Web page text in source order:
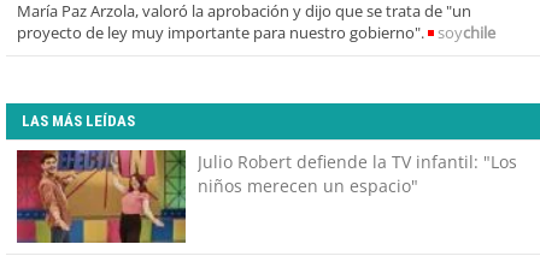
María Paz Arzola, valoró la aprobación y dijo que se trata de "un
proyecto de ley muy importante para nuestro gobierno".
soychile
LAS MÁS LEÍDAS
Julio Robert defiende la TV infantil: "Los
niños merecen un espacio"